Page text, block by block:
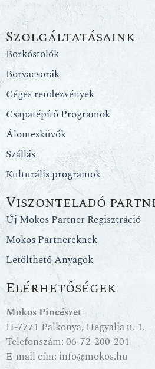
Szolgáltatásaink
Borkóstolók
Borvacsorák
Céges rendezvények
Csapatépítő Programok
Álomesküvők
Szállás
Kulturális programok
Viszonteladó
Új Mokos Partner Regisztráció
Mokos Partnereknek
Letölthető Anyagok
Elérhetőségek
Mokos Pincészet
H-7771 Palkonya, Hegyalja u. 1.
Telefonszám:06-72-200-201
E-mail cím: info@mokos.hu